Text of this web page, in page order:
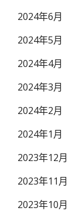
2024年6月
2024年5月
2024年4月
2024年3月
2024年2月
2024年1月
2023年12月
2023年11月
2023年10月